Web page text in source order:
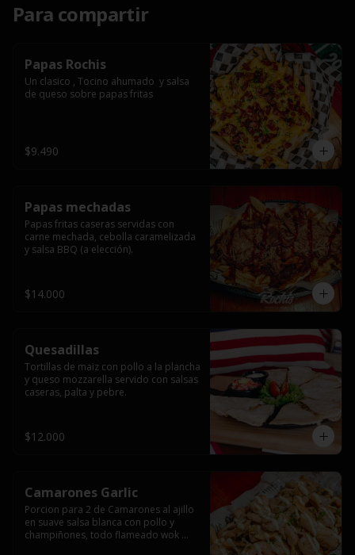
Para compartir
Papas Rochis
Un clasico , Tocino ahumado  y salsa
de queso sobre papas fritas
$9.490
Papas mechadas
Papas fritas caseras servidas con
carne mechada, cebolla caramelizada
y salsa BBQ (a elección).
$14.000
Quesadillas
Tortillas de maiz con pollo a la plancha
y queso mozzarella servido con salsas
caseras, palta y pebre.
$12.000
Camarones Garlic
Porcion para 2 de Camarones al ajillo
en suave salsa blanca con pollo y
champiñones, todo flameado wok